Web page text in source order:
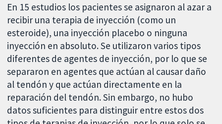
En 15 estudios los pacientes se asignaron al azar a
recibir una terapia de inyección (como un
esteroide), una inyección placebo o ninguna
inyección en absoluto. Se utilizaron varios tipos
diferentes de agentes de inyección, por lo que se
separaron en agentes que actúan al causar daño
al tendón y que actúan directamente en la
reparación del tendón. Sin embargo, no hubo
datos suficientes para distinguir entre estos dos